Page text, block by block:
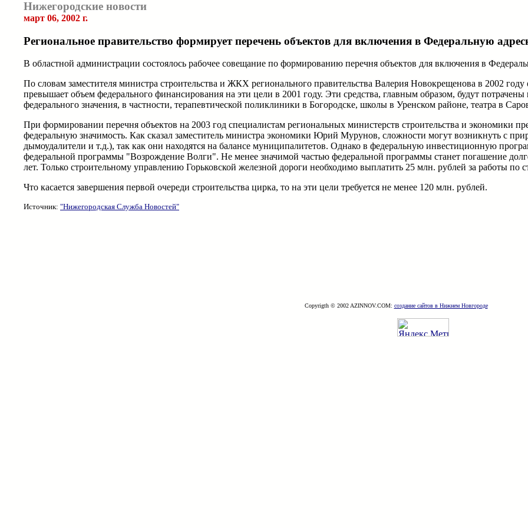
Нижегородские новости
март 06, 2002 г.
Региональное правительство формирует перечень объектов для включения в Федеральную
В областной администрации состоялось рабочее совещание по формированию перечня объектов для включения в
По словам заместителя министра строительства и ЖКХ регионального правительства Валерия Новокрещенова в 2002
превышает объем федерального финансирования на эти цели в 2001 году. Эти средства, главным образом, будут
федерального значения, в частности, терапевтической поликлиники в Богородске, школы в Уренском районе, театра в
При формировании перечня объектов на 2003 год специалистам региональных министерств строительства и экономики
федеральную значимость. Как сказал заместитель министра экономики Юрий Мурунов, сложности могут возникнуть с
дымоудалители и т.д.), так как они находятся на балансе муниципалитетов. Однако в федеральную инвестиционную
федеральной программы "Возрождение Волги". Не менее значимой частью федеральной программы станет погашение
лет. Только строительному управлению Горьковской железной дороги необходимо выплатить 25 млн. рублей за работы по
Что касается завершения первой очереди строительства цирка, то на эти цели требуется не менее 120 млн. рублей.
Источник: "Нижегородская Служба Новостей"
Copyrigth © 2002 AZINNOV.COM: создание сайтов в Нижнем Новгороде